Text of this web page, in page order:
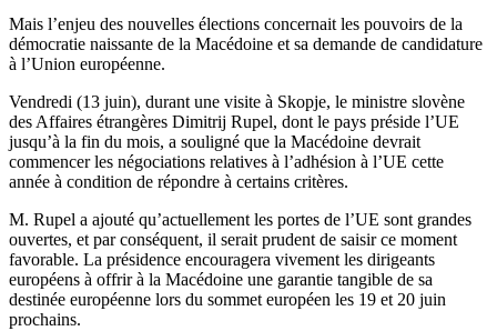
Mais l’enjeu des nouvelles élections concernait les pouvoirs de la
démocratie naissante de la Macédoine et sa demande de candidature
à l’Union européenne.
Vendredi (13 juin), durant une visite à Skopje, le ministre slovène
des Affaires étrangères Dimitrij Rupel, dont le pays préside l’UE
jusqu’à la fin du mois, a souligné que la Macédoine devrait
commencer les négociations relatives à l’adhésion à l’UE cette
année à condition de répondre à certains critères.
M. Rupel a ajouté qu’actuellement les portes de l’UE sont grandes
ouvertes, et par conséquent, il serait prudent de saisir ce moment
favorable. La présidence encouragera vivement les dirigeants
européens à offrir à la Macédoine une garantie tangible de sa
destinée européenne lors du sommet européen les 19 et 20 juin
prochains.